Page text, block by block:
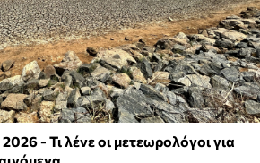
- Τι λένε οι μετεωρολόγοι για